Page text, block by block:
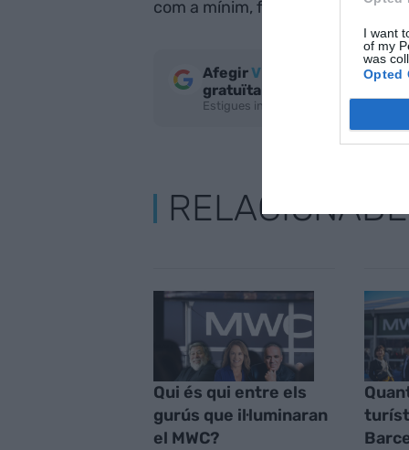
I want
of my
was
Opted
com a mínim, fins al 2030.
AfegirVIA Empresa
com a
gratuïta
Estigues informat amb les últimes
Qui és qui entre els
gurús que il·luminaran
el MWC?